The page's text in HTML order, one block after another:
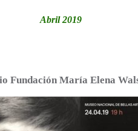
Abril 2019
Fundación María Elena